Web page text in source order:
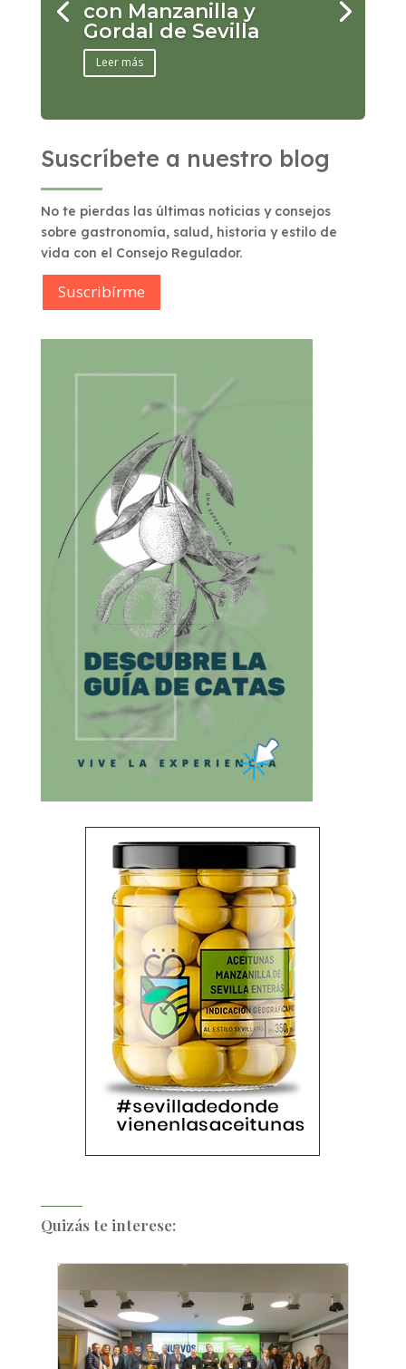
con Manzanilla y
Gordal de Sevilla
Leer más
Suscríbete a nuestro blog
No te pierdas las últimas noticias y consejos
sobre gastronomía, salud, historia y estilo de
vida con el Consejo Regulador.
Suscribírme
Quizás te interese: